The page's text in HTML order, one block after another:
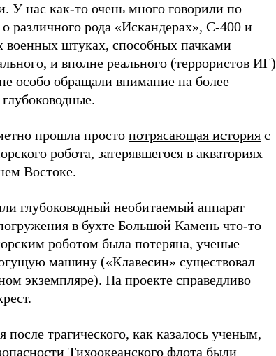
У нас как-то очень много говорили по
о различного рода «Искандерах», С-400 и
военных штуках, способных пачками
и вполне реального (террористов ИГ)
особо обращали внимание на более
прошла просто потрясающая история с
робота, затерявшегося в акваториях
Востоке.
глубоководный необитаемый аппарат
в бухте Большой Камень что-то
роботом была потеряна, ученые
машину («Клавесин» существовал
экземпляре). На проекте справедливо
после трагического, как казалось ученым,
Тихоокеанского флота были